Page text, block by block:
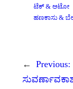
ಟೆಕ್ & ಆಟೋ
ಹಣಕಾಸು &
← Previous: